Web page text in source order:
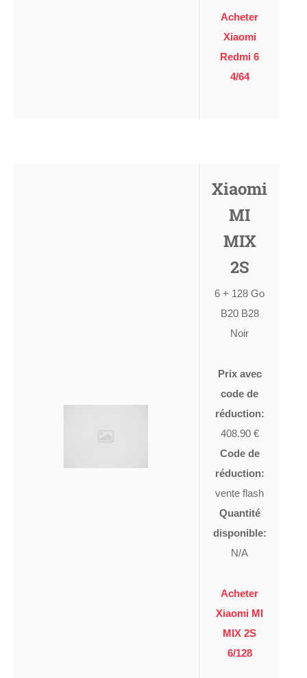
Acheter
Xiaomi
Redmi 6
4/64
Xiaomi
MI
MIX
2S
6 + 128 Go
B20 B28
Noir
Prix avec
code de
réduction:
408.90 €
Code de
réduction:
vente flash
Quantité
disponible:
N/A
Acheter
Xiaomi MI
MIX 2S
6/128